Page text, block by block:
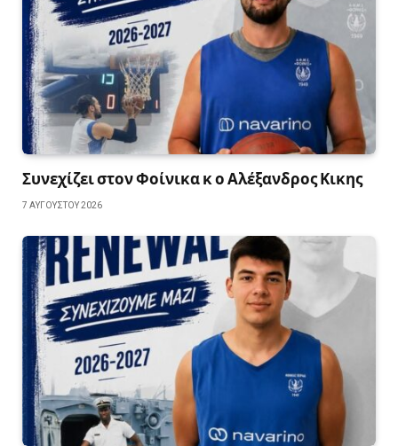
Συνεχίζει στον Φοίνικα κ ο Αλέξανδρος Κικης
7 ΑΥΓΟΎΣΤΟΥ 2026